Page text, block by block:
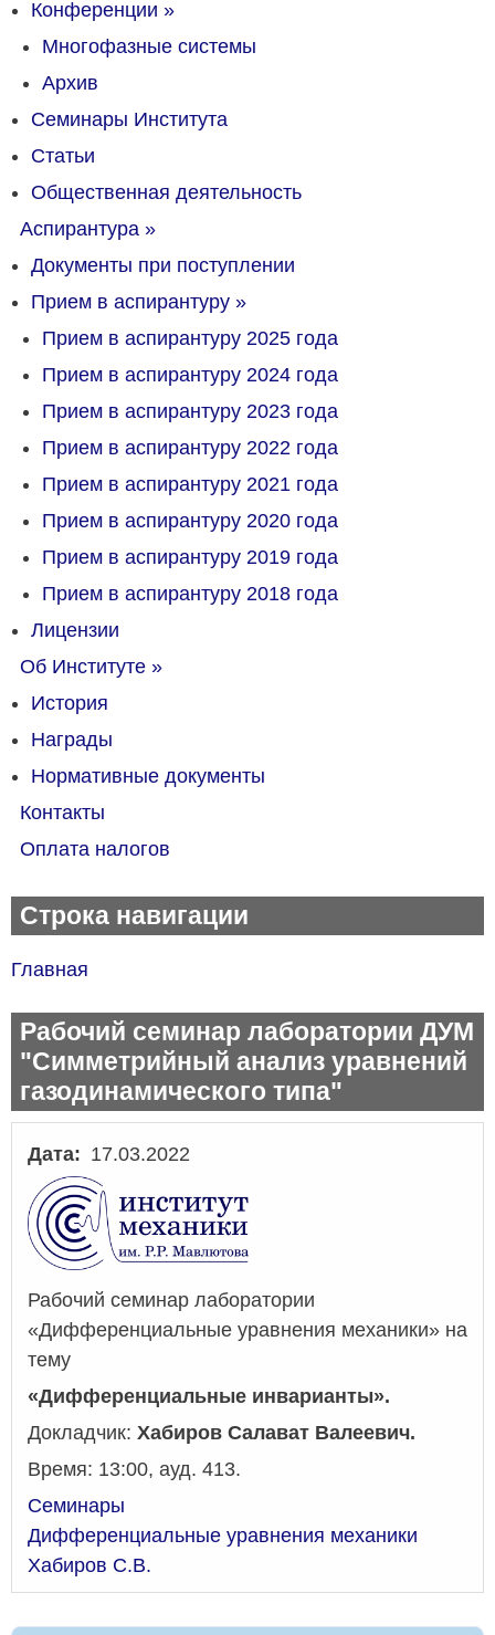
Конференции »
Многофазные системы
Архив
Семинары Института
Статьи
Общественная деятельность
Аспирантура »
Документы при поступлении
Прием в аспирантуру »
Прием в аспирантуру 2025 года
Прием в аспирантуру 2024 года
Прием в аспирантуру 2023 года
Прием в аспирантуру 2022 года
Прием в аспирантуру 2021 года
Прием в аспирантуру 2020 года
Прием в аспирантуру 2019 года
Прием в аспирантуру 2018 года
Лицензии
Об Институте »
История
Награды
Нормативные документы
Контакты
Оплата налогов
Строка навигации
Главная
Рабочий семинар лаборатории ДУМ
"Симметрийный анализ уравнений
газодинамического типа"
Дата 17.03.2022
Рабочий семинар лаборатории
«Дифференциальные уравнения механики» на
тему
«Дифференциальные инварианты».
Докладчик: Хабиров Салават Валеевич.
Время: 13:00, ауд. 413.
Семинары
Дифференциальные уравнения механики
Хабиров С.В.